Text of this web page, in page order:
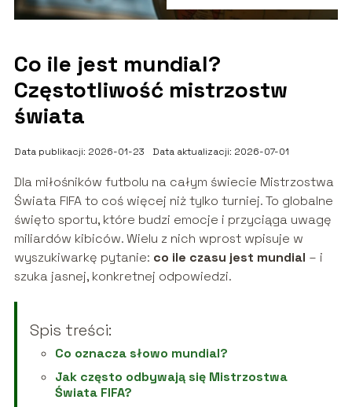
Co ile jest mundial?
Częstotliwość mistrzostw
świata
Data publikacji: 2026-01-23 Data aktualizacji: 2026-07-01
Dla miłośników futbolu na całym świecie Mistrzostwa
Świata FIFA to coś więcej niż tylko turniej. To globalne
święto sportu, które budzi emocje i przyciąga uwagę
miliardów kibiców. Wielu z nich wprost wpisuje w
wyszukiwarkę pytanie: co ile czasu jest mundial – i
szuka jasnej, konkretnej odpowiedzi.
Spis treści:
Co oznacza słowo mundial?
Jak często odbywają się Mistrzostwa
Świata FIFA?